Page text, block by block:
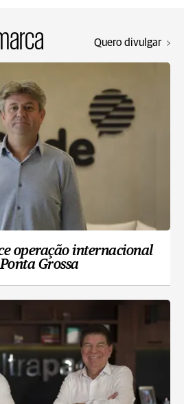
Quero divulgar
operação internacional
Grossa